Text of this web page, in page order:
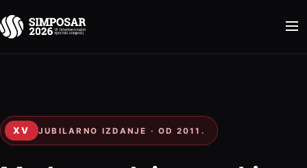
XV JUBILARNO IZDANJE · OD 2011.